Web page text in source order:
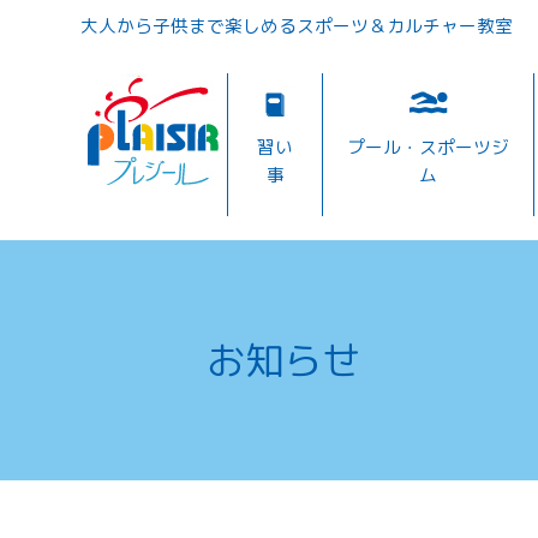
大人から子供まで楽しめるスポーツ＆カルチャー教室
習い
事
プール・スポーツジ
ム
お知らせ